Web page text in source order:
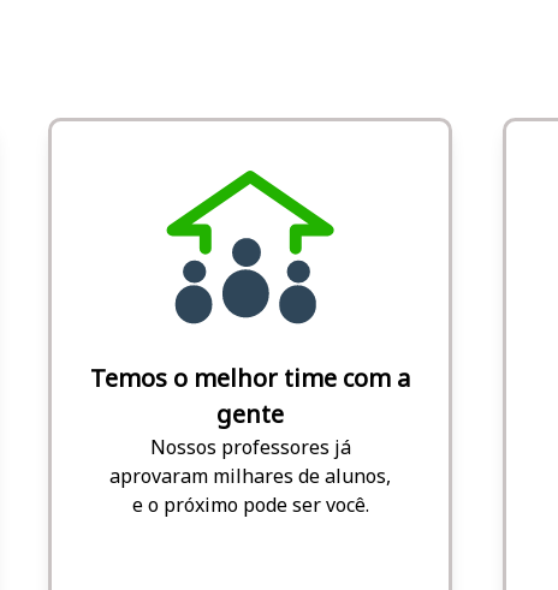
Temos o melhor time com a
gente
Nossos professores já
aprovaram milhares de alunos,
e o próximo pode ser você.